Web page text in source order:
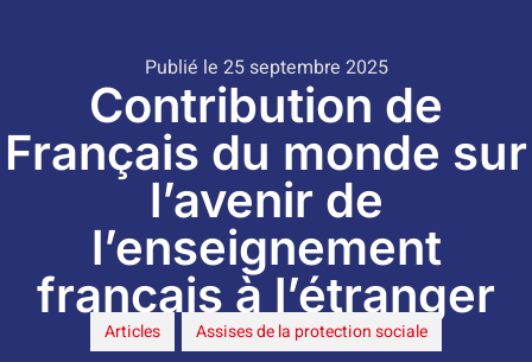
Publié le 25 septembre 2025
Contribution de
Français du monde sur
l’avenir de
l’enseignement
français à l’étranger
Articles Assises de la protection sociale